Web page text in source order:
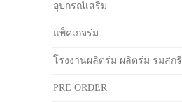
อุปกรณ์เสริม
แพ็คเกจร่ม
โรงงานผลิตร่ม ผลิตร่ม ร่มสก
PRE ORDER